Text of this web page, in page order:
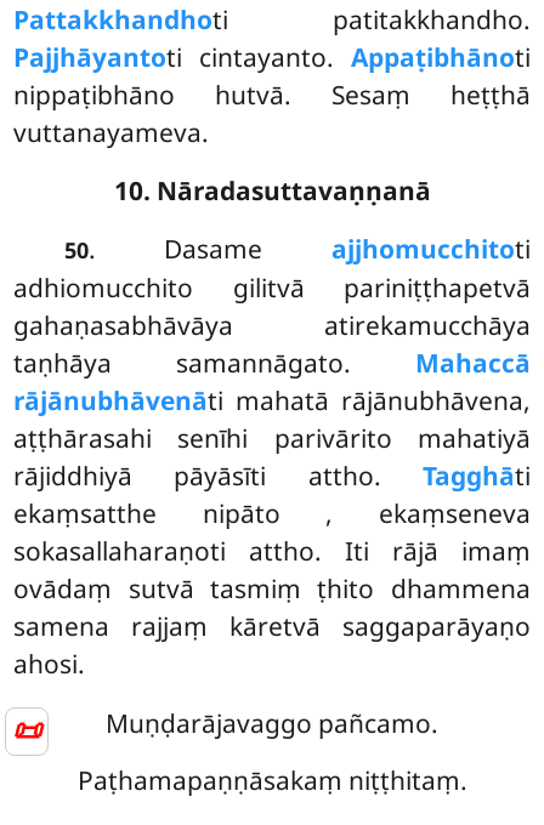
📜
Pattakkhandhoti patitakkhandho.
Pajjhāyantoti cintayanto. Appaṭibhānoti
nippaṭibhāno hutvā. Sesaṃ heṭṭhā
vuttanayameva.
10. Nāradasuttavaṇṇanā
50. Dasame ajjhomucchitoti
adhiomucchito gilitvā pariniṭṭhapetvā
gahaṇasabhāvāya atirekamucchāya
taṇhāya samannāgato. Mahaccā
rājānubhāvenāti mahatā rājānubhāvena,
aṭṭhārasahi senīhi parivārito mahatiyā
rājiddhiyā pāyāsīti attho. Tagghāti
ekaṃsatthe nipāto , ekaṃseneva
sokasallaharaṇoti attho. Iti rājā imaṃ
ovādaṃ sutvā tasmiṃ ṭhito dhammena
samena rajjaṃ kāretvā saggaparāyaṇo
ahosi.
Muṇḍarājavaggo pañcamo.
Paṭhamapaṇṇāsakaṃ niṭṭhitaṃ.